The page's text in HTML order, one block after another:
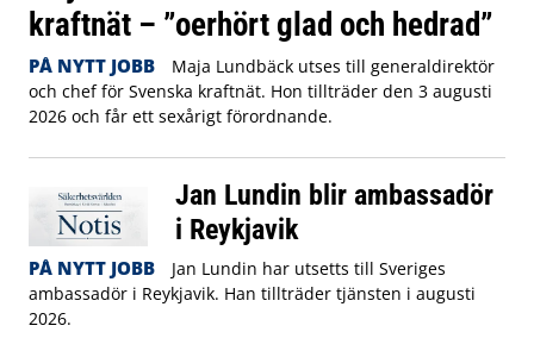
kraftnät – ”oerhört glad och hedrad”
PÅ NYTT JOBB
Maja Lundbäck utses till generaldirektör
och chef för Svenska kraftnät. Hon tillträder den 3 augusti
2026 och får ett sexårigt förordnande.
Jan Lundin blir ambassadör
i Reykjavik
PÅ NYTT JOBB
Jan Lundin har utsetts till Sveriges
ambassadör i Reykjavik. Han tillträder tjänsten i augusti
2026.